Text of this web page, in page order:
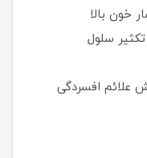
خون بالا
سلول
علائم افسردگی